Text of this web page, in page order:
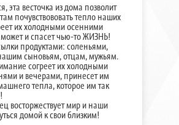
эта весточка из дома позволит
почувствововать тепло наших
их холодными осенними
и спасет чью-то ЖИЗНЬ!
продуктами: соленьями,
сыновьям, отцам, мужьям.
согреет их холодными
и вечерами, принесет им
тепла, которое им так
восторжествует мир и наши
домой к свои близким!